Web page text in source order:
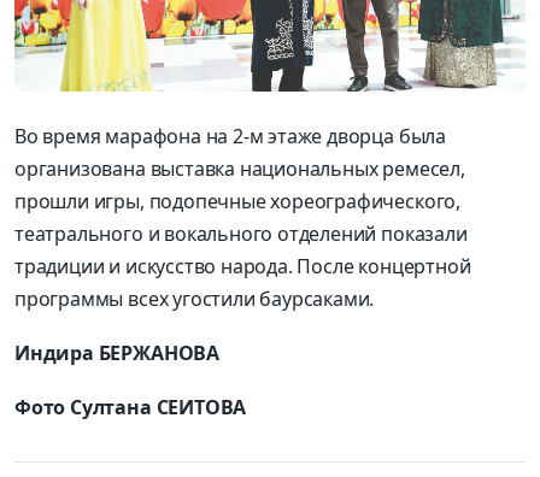
Во время марафона на 2-м этаже дворца была
организована выставка национальных ремесел,
прошли игры, подопечные хореографического,
театрального и вокального отделений показали
традиции и искусство народа. После концертной
программы всех угостили баурсаками.
Индира БЕРЖАНОВА
Фото Султана СЕИТОВА